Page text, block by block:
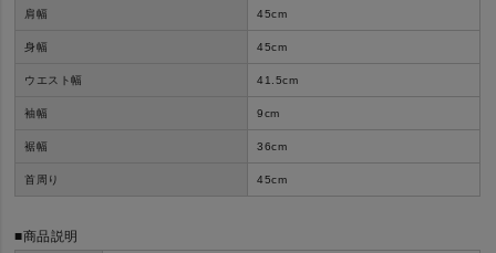
肩幅 45cm
身幅 45cm
ウエスト幅 41.5cm
袖幅 9cm
裾幅 36cm
首周り 45cm
■商品説明